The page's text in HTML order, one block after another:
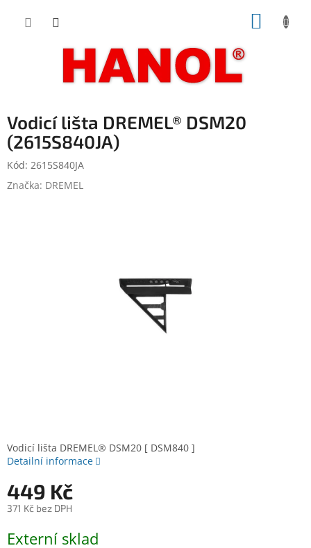
Vodicí lišta DREMEL® DSM20
(2615S840JA)
Kód: 2615S840JA
Značka: DREMEL
Vodicí lišta DREMEL® DSM20 [ DSM840 ]
Detailní informace
449 Kč
371 Kč bez DPH
cena:
Externí sklad